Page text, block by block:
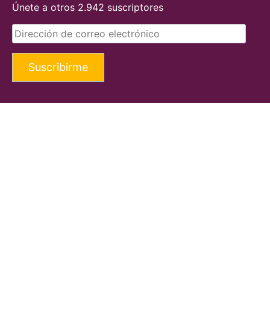
Únete a otros 2.942 suscriptores
Suscribirme